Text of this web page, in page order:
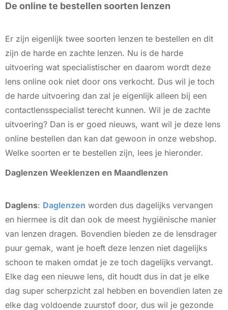
De online te bestellen soorten lenzen
Er zijn eigenlijk twee soorten lenzen te bestellen en dit
zijn de harde en zachte lenzen. Nu is de harde
uitvoering wat specialistischer en daarom wordt deze
lens online ook niet door ons verkocht. Dus wil je toch
de harde uitvoering dan zal je eigenlijk alleen bij een
contactlensspecialist terecht kunnen. Wil je de zachte
uitvoering? Dan is er goed nieuws, want wil je deze lens
online bestellen dan kan dat gewoon in onze webshop.
Welke soorten er te bestellen zijn, lees je hieronder.
Daglenzen Weeklenzen en Maandlenzen
Daglens: Daglenzen worden dus dagelijks vervangen
en hiermee is dit dan ook de meest hygiënische manier
van lenzen dragen. Bovendien bieden ze de lensdrager
puur gemak, want je hoeft deze lenzen niet dagelijks
schoon te maken omdat je ze toch dagelijks vervangt.
Elke dag een nieuwe lens, dit houdt dus in dat je elke
dag super scherpzicht zal hebben en bovendien laten ze
elke dag voldoende zuurstof door, dus wil je gezonde